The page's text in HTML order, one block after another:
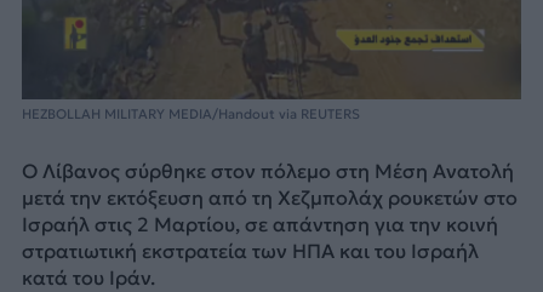
HEZBOLLAH MILITARY MEDIA/Handout via REUTERS
Ο Λίβανος σύρθηκε στον πόλεμο στη Μέση Ανατολή
μετά την εκτόξευση από τη Χεζμπολάχ ρουκετών στο
Ισραήλ στις 2 Μαρτίου, σε απάντηση για την κοινή
στρατιωτική εκστρατεία των ΗΠΑ και του Ισραήλ
κατά του Ιράν.